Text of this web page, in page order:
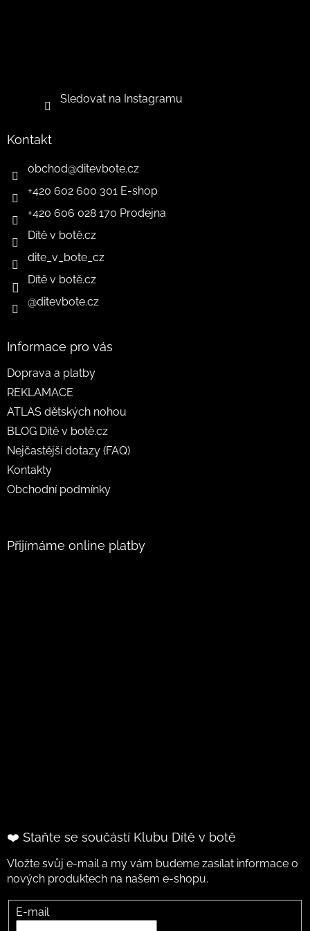
Sledovat na Instagramu
Kontakt
obchod@ditevbote.cz
+420 602 600 301 E-shop
+420 606 028 170 Prodejna
Dítě v botě.cz
dite_v_bote_cz
Dítě v botě.cz
@ditevbote.cz
Informace pro vás
Doprava a platby
REKLAMACE
ATLAS dětských nohou
BLOG Dítě v botě.cz
Nejčastější dotazy (FAQ)
Kontakty
Obchodní podmínky
Přijímáme online platby
❤️ Staňte se součástí Klubu Dítě v botě
Vložte svůj e-mail a my vám budeme zasílat informace o
nových produktech na našem e-shopu.
E-mail